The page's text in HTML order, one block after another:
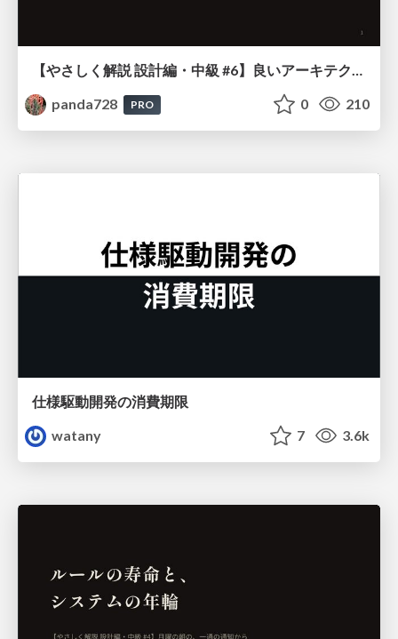
【やさしく解説 設計編・中級 #6】良いアーキテクチャとは ～ 一本の登り道の、行き先 ～
panda728
PRO 0 210
仕様駆動開発の消費期限
watany
7 3.6k